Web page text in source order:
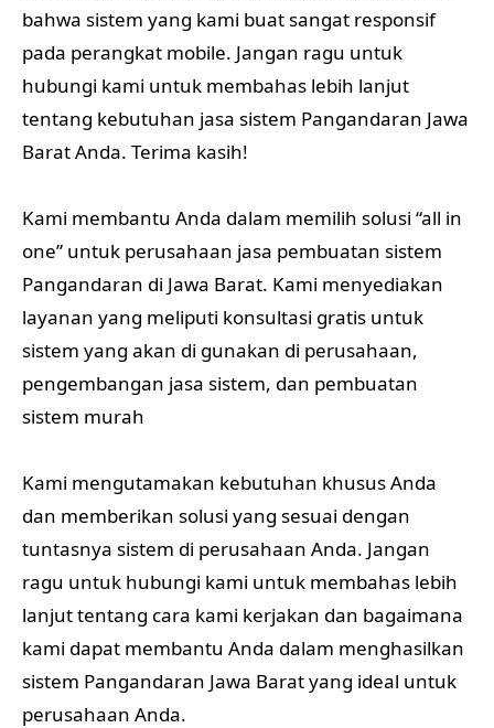
bahwa sistem yang kami buat sangat responsif
pada perangkat mobile. Jangan ragu untuk
hubungi kami untuk membahas lebih lanjut
tentang kebutuhan jasa sistem Pangandaran Jawa
Barat Anda. Terima kasih!
Kami membantu Anda dalam memilih solusi “all in
one” untuk perusahaan jasa pembuatan sistem
Pangandaran di Jawa Barat. Kami menyediakan
layanan yang meliputi konsultasi gratis untuk
sistem yang akan di gunakan di perusahaan,
pengembangan jasa sistem, dan pembuatan
sistem murah
Kami mengutamakan kebutuhan khusus Anda
dan memberikan solusi yang sesuai dengan
tuntasnya sistem di perusahaan Anda. Jangan
ragu untuk hubungi kami untuk membahas lebih
lanjut tentang cara kami kerjakan dan bagaimana
kami dapat membantu Anda dalam menghasilkan
sistem Pangandaran Jawa Barat yang ideal untuk
perusahaan Anda.